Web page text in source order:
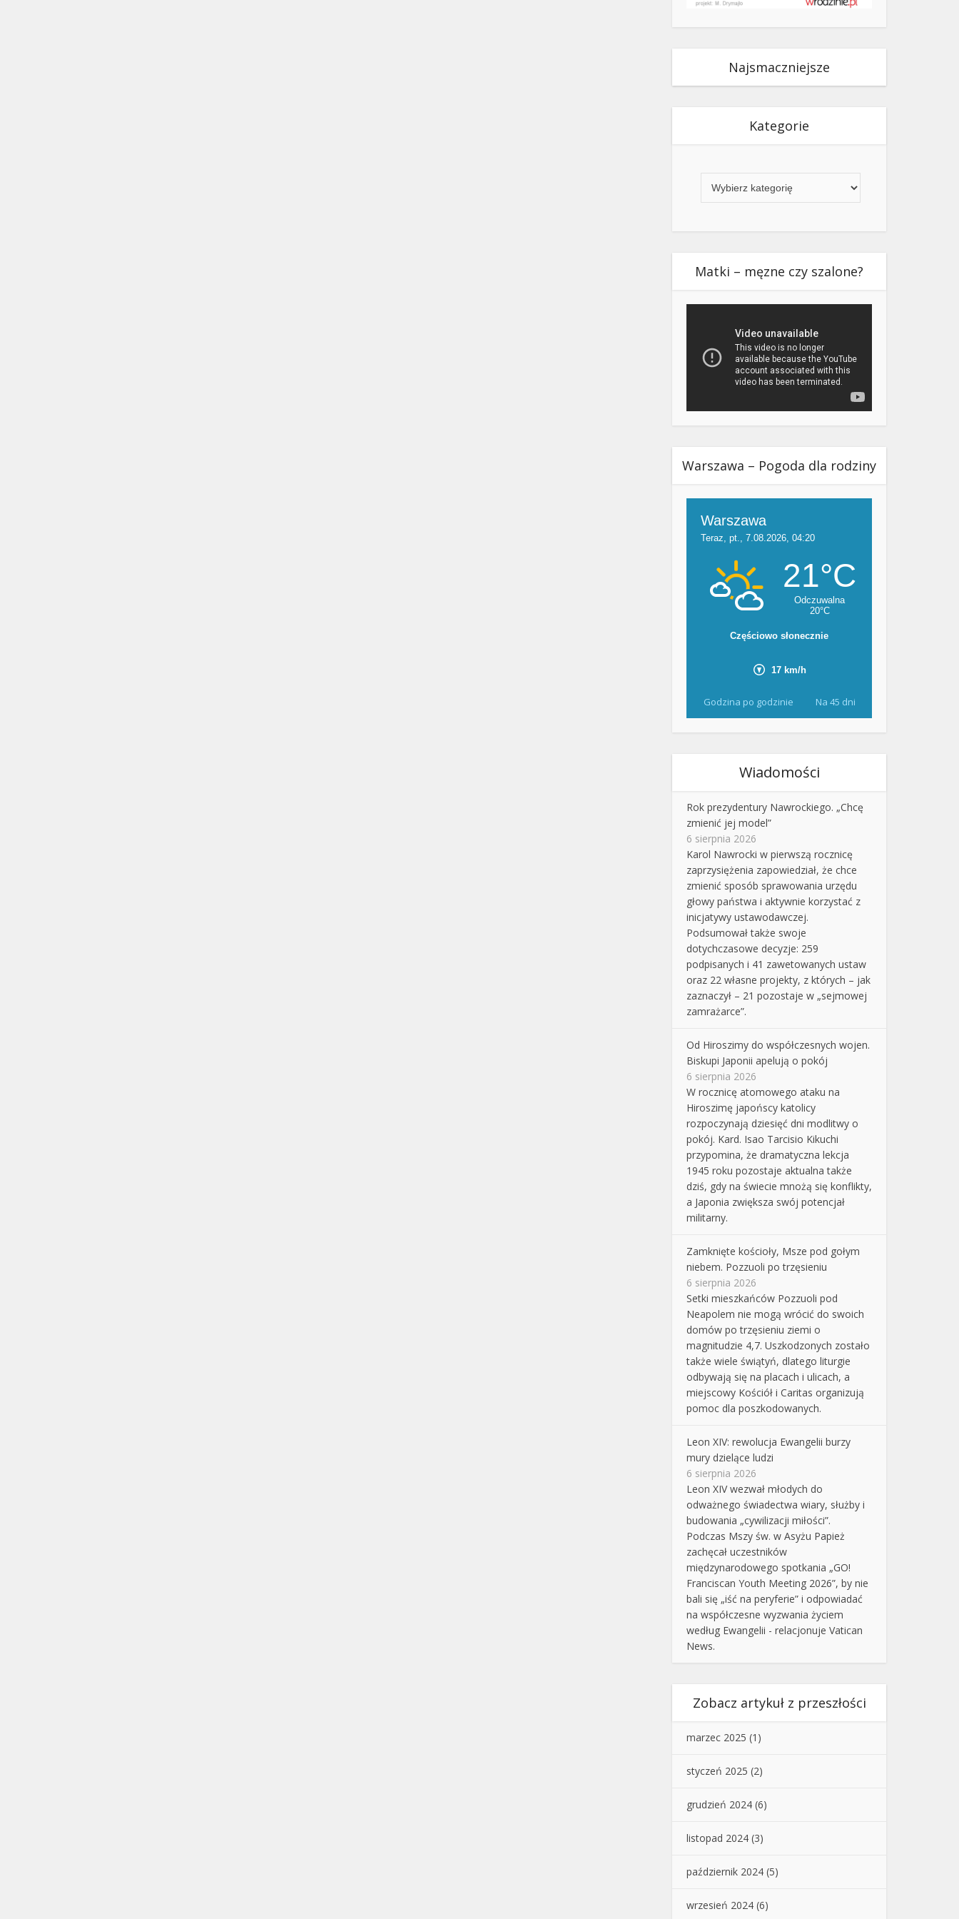
Najsmaczniejsze
Kategorie
Matki – męzne czy szalone?
Warszawa – Pogoda dla rodziny
Godzina po godzinie Na 45 dni
Wiadomości
Rok prezydentury Nawrockiego. „Chcę
zmienić jej model”
6 sierpnia 2026
Karol Nawrocki w pierwszą rocznicę
zaprzysiężenia zapowiedział, że chce
zmienić sposób sprawowania urzędu
głowy państwa i aktywnie korzystać z
inicjatywy ustawodawczej.
Podsumował także swoje
dotychczasowe decyzje: 259
podpisanych i 41 zawetowanych ustaw
oraz 22 własne projekty, z których – jak
zaznaczył – 21 pozostaje w „sejmowej
zamrażarce”.
Od Hiroszimy do współczesnych wojen.
Biskupi Japonii apelują o pokój
6 sierpnia 2026
W rocznicę atomowego ataku na
Hiroszimę japońscy katolicy
rozpoczynają dziesięć dni modlitwy o
pokój. Kard. Isao Tarcisio Kikuchi
przypomina, że dramatyczna lekcja
1945 roku pozostaje aktualna także
dziś, gdy na świecie mnożą się konflikty,
a Japonia zwiększa swój potencjał
militarny.
Zamknięte kościoły, Msze pod gołym
niebem. Pozzuoli po trzęsieniu
6 sierpnia 2026
Setki mieszkańców Pozzuoli pod
Neapolem nie mogą wrócić do swoich
domów po trzęsieniu ziemi o
magnitudzie 4,7. Uszkodzonych zostało
także wiele świątyń, dlatego liturgie
odbywają się na placach i ulicach, a
miejscowy Kościół i Caritas organizują
pomoc dla poszkodowanych.
Leon XIV: rewolucja Ewangelii burzy
mury dzielące ludzi
6 sierpnia 2026
Leon XIV wezwał młodych do
odważnego świadectwa wiary, służby i
budowania „cywilizacji miłości”.
Podczas Mszy św. w Asyżu Papież
zachęcał uczestników
międzynarodowego spotkania „GO!
Franciscan Youth Meeting 2026”, by nie
bali się „iść na peryferie” i odpowiadać
na współczesne wyzwania życiem
według Ewangelii - relacjonuje Vatican
News.
Zobacz artykuł z przeszłości
marzec 2025 (1)
styczeń 2025 (2)
grudzień 2024 (6)
listopad 2024 (3)
październik 2024 (5)
wrzesień 2024 (6)